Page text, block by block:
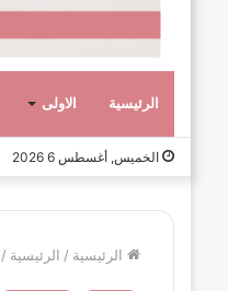
الرئيسية الاولى
الخميس, أغسطس 6 2026
الرئيسية / الرئيسية /